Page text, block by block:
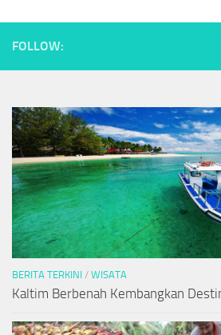
FOLLOW:
BERITA TERKINI / WISATA
Kaltim Berbenah Kembangkan